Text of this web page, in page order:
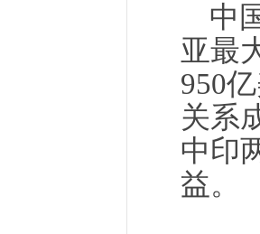
中
亚最
950
关系
中印
益。